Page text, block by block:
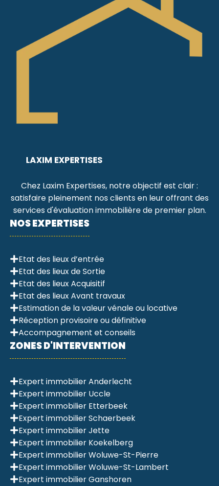
LAXIM EXPERTISES
Chez Laxim Expertises, notre objectif est clair :
satisfaire pleinement nos clients en leur offrant des
services d'évaluation immobilière de premier plan.
NOS EXPERTISES
Etat des lieux d’entrée
Etat des lieux de Sortie
Etat des lieux Acquisitif
Etat des lieux Avant travaux
Estimation de la valeur vénale ou locative
Réception provisoire ou définitive
Accompagnement et conseils
ZONES D'INTERVENTION
Expert immobilier Anderlecht
Expert immobilier Uccle
Expert immobilier Etterbeek
Expert immobilier Schaerbeek
Expert immobilier Jette
Expert immobilier Koekelberg
Expert immobilier Woluwe-St-Pierre
Expert immobilier Woluwe-St-Lambert
Expert immobilier Ganshoren